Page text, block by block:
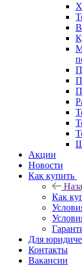
Акции
Новости
Как купить
Как
Для
Контакты
Вакансии